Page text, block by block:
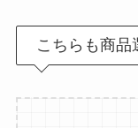
こちらも商品